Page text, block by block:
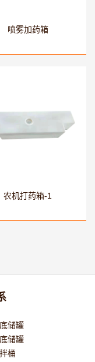
喷雾加药箱
农机打药箱-1
储罐
储罐
桶